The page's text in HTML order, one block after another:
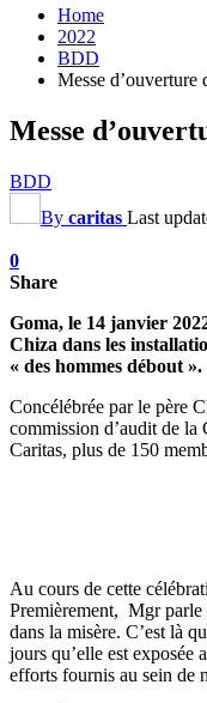
Home
2022
BDD
Messe d’ouverture
Messe
BDD
By caritas Last
0
Share
Goma, le 14 janvier
Chiza dans les
« des hommes débout ».
Concélébrée par le père
commission d’audit de
Caritas, plus de 150
Au cours de cette
Premièrement, Mgr parle
dans la misère. C’est là
jours qu’elle est
efforts fournis au sein de